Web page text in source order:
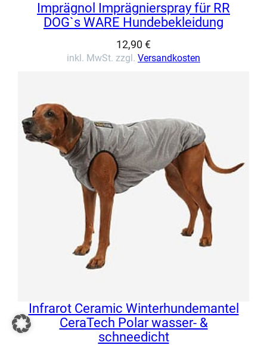
Imprägnol Imprägnierspray für RR
DOG`s WARE Hundebekleidung
12,90 €
inkl. MwSt. zzgl. Versandkosten
Infrarot Ceramic Winterhundemantel
CeraTech Polar wasser- &
schneedicht